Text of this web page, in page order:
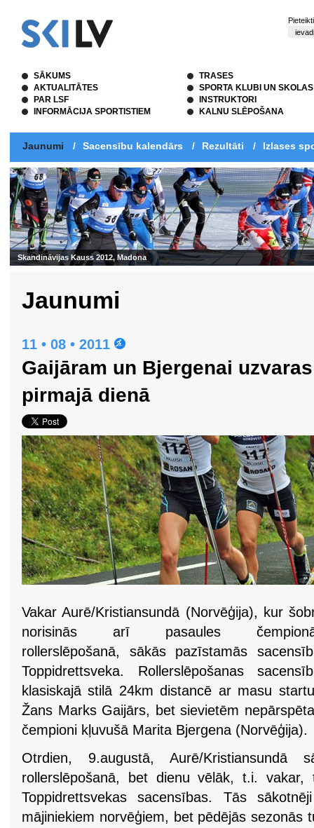
SĀKUMS
AKTUALITĀTES
PAR LSF
INFORMĀCIJA SPORTISTIEM
TRASES
SPORTA KLUBI UN SKOLAS
INSTRUKTORI
KALNU SLĒPOŠANA
Jaunumi / Sacensību kalendārs / Rezultāti / Izlases
Skandināvijas Kauss 2012, Madona
Jaunumi
11 • 08 • 2011
Gaijāram un Bjergenai
pirmajā dienā
Vakar Aurē/Kristiansundā (Norvēģija), kur
norisinās arī pasaules
rollerslēpošanā, sākās pazīstamās
Toppidrettsveka. Rollerslēpošanas
klasiskajā stilā 24km distancē ar masu
Žans Marks Gaijārs, bet sievietēm
čempioni kļuvušā Marita Bjergena (Norvēģija).
Otrdien, 9.augustā, Aurē/Kristiansundā
rollerslēpošanā, bet dienu vēlāk, t.i.
Toppidrettsvekas sacensības. Tās
mājiniekiem norvēģiem, bet pēdējās sezonās